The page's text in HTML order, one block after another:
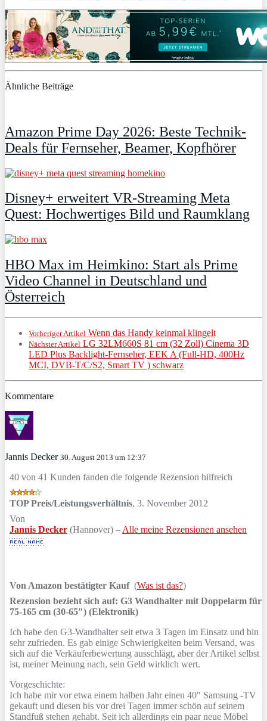
Ähnliche Beiträge
Amazon Prime Day 2026: Beste Technik-
Deals für Fernseher, Beamer, Kopfhörer
Disney+ erweitert VR‑Streaming Meta
Quest: Hochwertiges Bild und Raumklang
HBO Max im Heimkino: Start als Prime
Video Channel in Deutschland und
Österreich
Vorheriger Artikel Wenn das Handy keinmal klingelt
Nächster Artikel LG 32LM660S 81 cm (32 Zoll) Cinema 3D
LED Plus Backlight-Fernseher, EEK A (Full-HD, 400Hz
MCI, DVB-T/C/S2, Smart TV ) schwarz
Kommentare
Jannis Decker 30. August 2013 um 12:37
40 von 41 Kunden fanden die folgende Rezension hilfreich
TOP Preis/Leistungsverhältnis, 3. November 2012
Von
Jannis Decker (Hannover) – Alle meine Rezensionen ansehen
Von Amazon bestätigter Kauf (Was ist das?)
Rezension bezieht sich auf: G3 Wandhalter mit Doppelarm für
75-165 cm (30-65″) (Elektronik)
Ich habe den G3-Wandhalter seit etwa 3 Tagen im Einsatz und bin
sehr zufrieden. Es gab einige Schwierigkeiten beim Versand, was
sich auf die Verkäuferbewertung ausschlägt, aber der Artikel selbst
ist, meiner Meinung nach, sein Geld wirklich wert.
Vorgeschichte:
Ich habe mir vor etwa einem halben Jahr einen 40″ Samsung -TV
gekauft und diesen bis vor drei Tagen immer schön auf seinem
Standfuß stehen gehabt. Seit ich allerdings ein paar neue Möbel